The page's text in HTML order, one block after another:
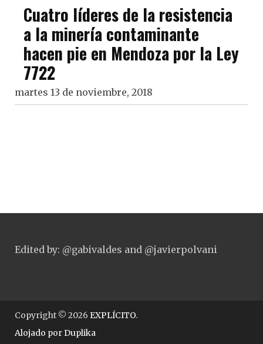
Cuatro líderes de la resistencia
a la minería contaminante
hacen pie en Mendoza por la Ley
7722
martes 13 de noviembre, 2018
Edited by: @gabivaldes and @javierpolvani
Copyright © 2026 EXPLÍCITO.
Alojado porDuplika